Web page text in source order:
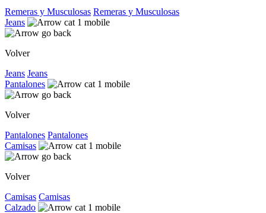
Remeras y Musculosas Remeras y Musculosas
Jeans
Volver
Jeans Jeans
Pantalones
Volver
Pantalones Pantalones
Camisas
Volver
Camisas Camisas
Calzado